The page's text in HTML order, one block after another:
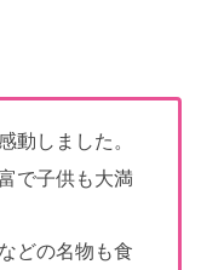
動しました。
で子供も大満
どの名物も食